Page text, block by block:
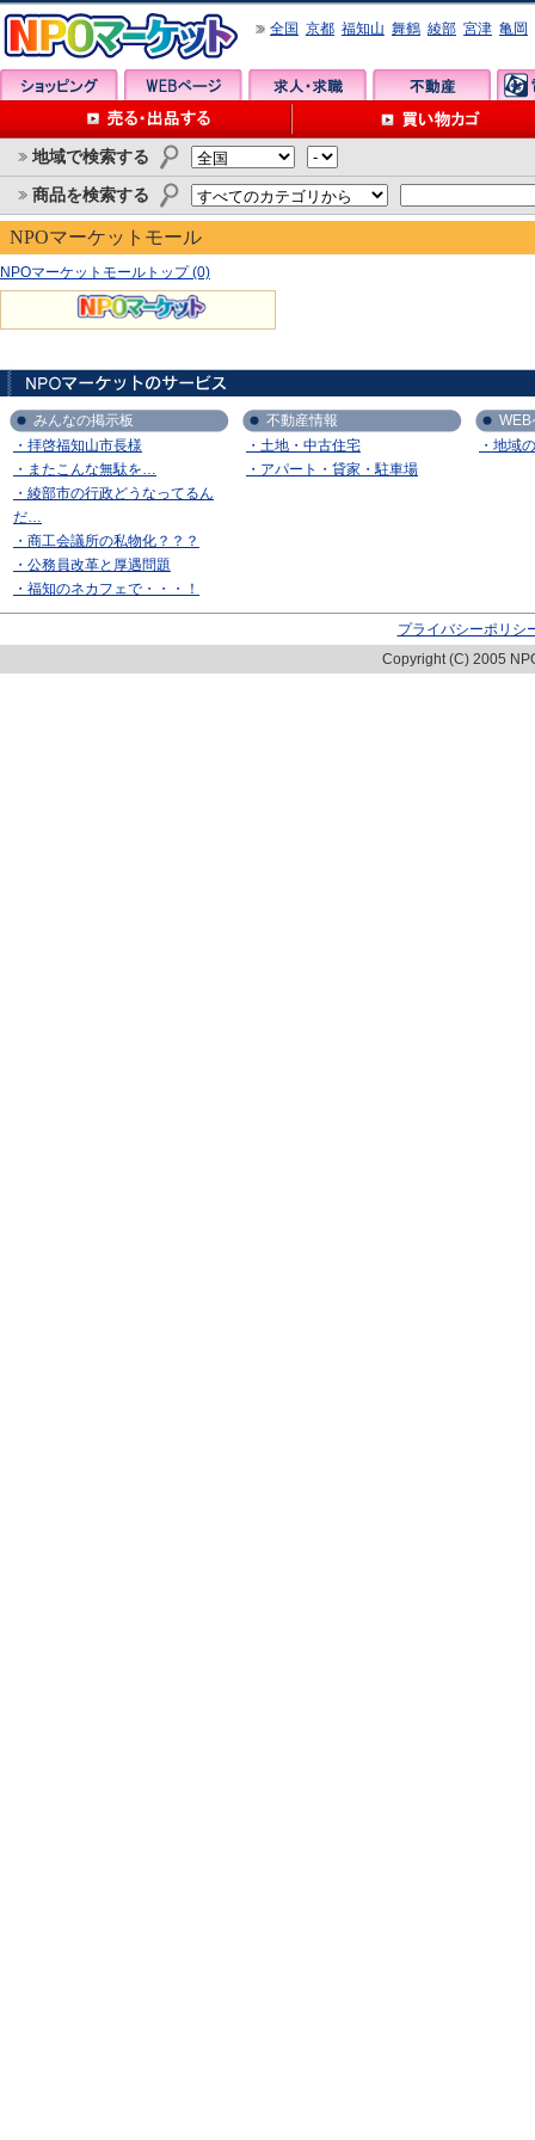
全国 京都 福知山 舞鶴 綾部 宮津 亀岡
地域で検索する
商品を検索する
NPOマーケットモール
NPOマーケットモールトップ (0)
みんなの掲示板
・拝啓福知山市長様
・またこんな無駄を…
・綾部市の行政どうなってるん
だ…
・商工会議所の私物化？？？
・公務員改革と厚遇問題
・福知のネカフェで・・・！
不動産情報
・土地・中古住宅
・アパート・貸家・駐車場
WEB
・地域
プライバシーポリシ
Copyright (C) 2005